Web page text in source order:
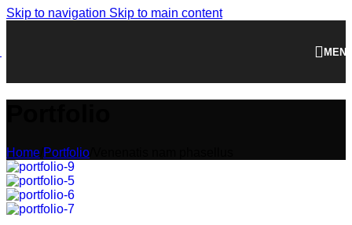
Skip to navigation Skip to main content
Home Portfolio